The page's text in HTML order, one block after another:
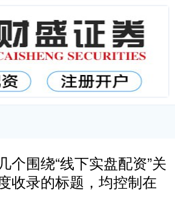
个围绕“线下实盘配资”关
收录的标题，均控制在